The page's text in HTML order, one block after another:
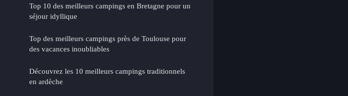
Top 10 des meilleurs campings en Bretagne pour un
séjour idyllique
Top des meilleurs campings près de Toulouse pour
des vacances inoubliables
Découvrez les 10 meilleurs campings traditionnels
en ardèche